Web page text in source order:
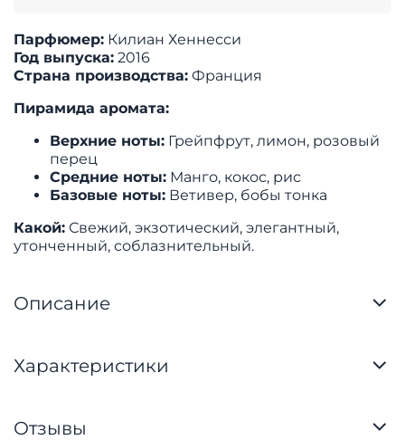
Парфюмер: Килиан Хеннесси
Год выпуска: 2016
Страна производства: Франция
Пирамида аромата:
Верхние ноты: Грейпфрут, лимон, розовый
перец
Средние ноты: Манго, кокос, рис
Базовые ноты: Ветивер, бобы тонка
Какой: Свежий, экзотический, элегантный,
утонченный, соблазнительный.
Описание
Характеристики
Отзывы